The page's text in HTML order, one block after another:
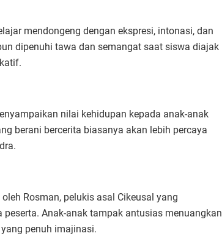
mendongeng dengan ekspresi, intonasi, dan
dipenuhi tawa dan semangat saat siswa diajak
nilai kehidupan kepada anak-anak
berani bercerita biasanya akan lebih percaya
Rosman, pelukis asal Cikeusal yang
Anak-anak tampak antusias menuangkan
penuh imajinasi.